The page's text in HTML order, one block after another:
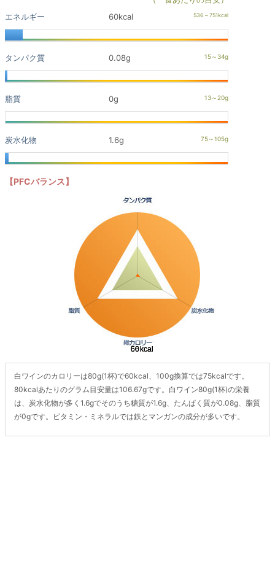
エネルギー
60kcal
タンパク質 0.08g
脂質 0g
炭水化物 1.6g
【PFCバランス】
白ワインのカロリーは80g(1杯)で60kcal、100g換算では75kcalです。
80kcalあたりのグラム目安量は106.67gです。白ワイン80g(1杯)の栄養
は、炭水化物が多く1.6gでそのうち糖質が1.6g、たんぱく質が0.08g、脂質
が0gです。ビタミン・ミネラルでは鉄とマンガンの成分が多いです。